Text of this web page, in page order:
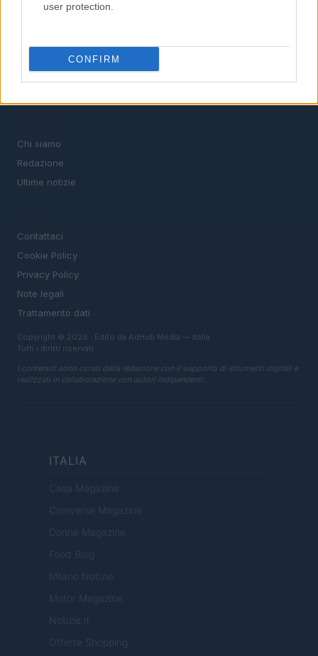
user protection.
CONFIRM
TROVARE LAVORO
GUIDE
Chi siamo
Redazione
Ultime notizie
Contattaci
Cookie Policy
Privacy Policy
Note legali
Trattamento dati
Copyright © 2026 · Edito da AdHub Media — Italia
Tutti i diritti riservati
I contenuti sono curati dalla redazione con il supporto di strumenti digitali e
realizzati in collaborazione con autori indipendenti.
ITALIA
Casa Magazine
Cineverse Magazine
Donne Magazine
Food Blog
Milano Notizie
Motor Magazine
Notizie.it
Offerte Shopping